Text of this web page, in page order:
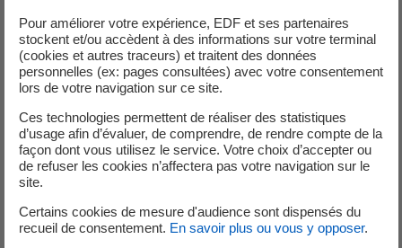
Exemples
d'installations
Aides financières
Critères
techniques
Fermeture de
meubles
verticaux à
température
positive
150€/ml de porte
Coefficient de
transmission
thermique Ug ≤
Fermeture de
Coefficient de
Pour améliorer votre expérience, EDF et ses partenaires
stockent et/ou accèdent à des informations sur votre terminal
(cookies et autres traceurs) et traitent des données
personnelles (ex: pages consultées) avec votre consentement
lors de votre navigation sur ce site.
Ces technologies permettent de réaliser des statistiques
d’usage afin d’évaluer, de comprendre, de rendre compte de la
façon dont vous utilisez le service. Votre choix d’accepter ou
de refuser les cookies n’affectera pas votre navigation sur le
site.
Certains cookies de mesure d'audience sont dispensés du
recueil de consentement. En savoir plus ou vous y opposer.